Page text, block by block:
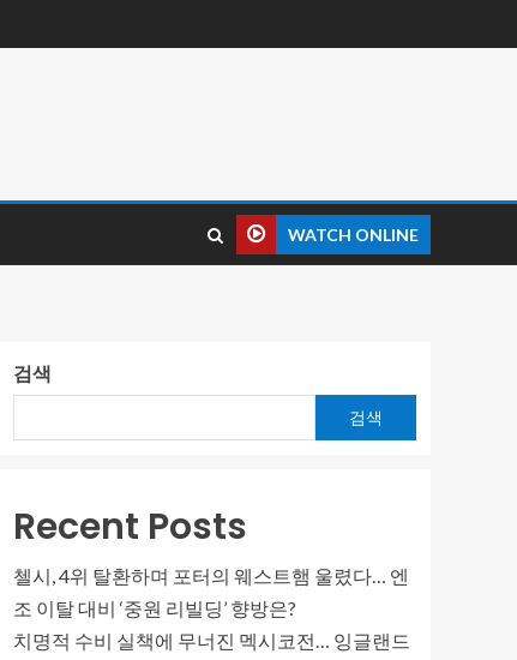
WATCH ONLINE
검색
검색
Recent Posts
첼시, 4위 탈환하며 포터의 웨스트햄 울렸다… 엔
조 이탈 대비 ‘중원 리빌딩’ 향방은?
치명적 수비 실책에 무너진 멕시코전… 잉글랜드